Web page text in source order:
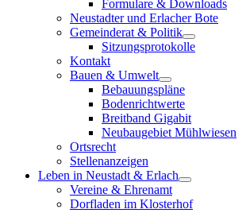
Formulare & Downloads
Neustadter und Erlacher Bote
Gemeinderat & Politik
Sitzungsprotokolle
Kontakt
Bauen & Umwelt
Bebauungspläne
Bodenrichtwerte
Breitband Gigabit
Neubaugebiet Mühlwiesen
Ortsrecht
Stellenanzeigen
Leben in Neustadt & Erlach
Vereine & Ehrenamt
Dorfladen im Klosterhof